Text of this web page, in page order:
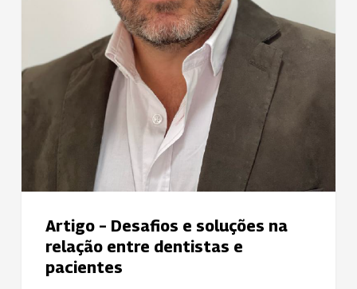
Artigo – Desafios e soluções na
relação entre dentistas e
pacientes